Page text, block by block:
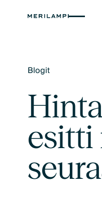
Blogit
esitti